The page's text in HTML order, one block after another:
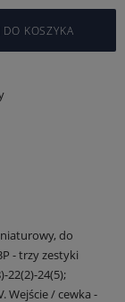
DO KOSZYKA
do
- trzy zestyki
22(2)-24(5);
Wejście / cewka -